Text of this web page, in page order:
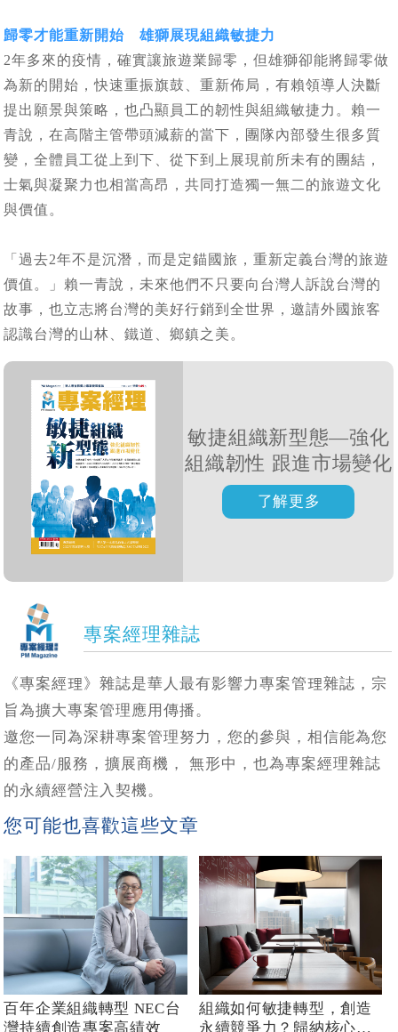
歸零才能重新開始 雄獅展現組織敏捷力
2年多來的疫情，確實讓旅遊業歸零，但雄獅卻能將歸零做
為新的開始，快速重振旗鼓、重新佈局，有賴領導人決斷
提出願景與策略，也凸顯員工的韌性與組織敏捷力。賴一
青說，在高階主管帶頭減薪的當下，團隊內部發生很多質
變，全體員工從上到下、從下到上展現前所未有的團結，
士氣與凝聚力也相當高昂，共同打造獨一無二的旅遊文化
與價值。
「過去2年不是沉潛，而是定錨國旅，重新定義台灣的旅遊
價值。」賴一青說，未來他們不只要向台灣人訴說台灣的
故事，也立志將台灣的美好行銷到全世界，邀請外國旅客
認識台灣的山林、鐵道、鄉鎮之美。
敏捷組織新型態—強化
組織韌性 跟進市場變化
專案經理雜誌
《專案經理》雜誌是華人最有影響力專案管理雜誌，宗
旨為擴大專案管理應用傳播。
邀您一同為深耕專案管理努力，您的參與，相信能為您
的產品/服務，擴展商機， 無形中，也為專案經理雜誌
的永續經營注入契機。
您可能也喜歡這些文章
百年企業組織轉型 NEC台
灣持續創造專案高績效
組織如何敏捷轉型，創造
永續競爭力？歸納核心優